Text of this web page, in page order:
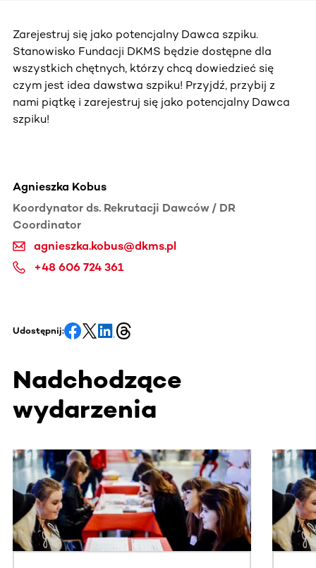
Zarejestruj się jako potencjalny Dawca szpiku.
Stanowisko Fundacji DKMS będzie dostępne dla
wszystkich chętnych, którzy chcą dowiedzieć się
czym jest idea dawstwa szpiku! Przyjdź, przybij z
nami piątkę i zarejestruj się jako potencjalny Dawca
szpiku!
Agnieszka Kobus
Koordynator ds. Rekrutacji Dawców / DR
Coordinator
agnieszka.kobus@dkms.pl
+48 606 724 361
Udostępnij:
Nadchodzące
wydarzenia
Ta sekcja zawiera treści przewijane w poziomie. Użyj